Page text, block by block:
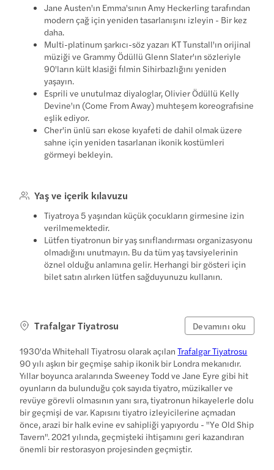
Jane Austen'ın Emma'sının Amy Heckerling tarafından
modern çağ için yeniden tasarlanışını izleyin - Bir kez
daha.
Multi-platinum şarkıcı-söz yazarı KT Tunstall'ın orijinal
müziği ve Grammy Ödüllü Glenn Slater'ın sözleriyle
90'ların kült klasiği filmin Sihirbazlığını yeniden
yaşayın.
Esprili ve unutulmaz diyaloglar, Olivier Ödüllü Kelly
Devine'ın (Come From Away) muhteşem koreografisine
eşlik ediyor.
Cher'in ünlü sarı ekose kıyafeti de dahil olmak üzere
sahne için yeniden tasarlanan ikonik kostümleri
görmeyi bekleyin.
Yaş ve içerik kılavuzu
Tiyatroya 5 yaşından küçük çocukların girmesine izin
verilmemektedir.
Lütfen tiyatronun bir yaş sınıflandırması organizasyonu
olmadığını unutmayın. Bu da tüm yaş tavsiyelerinin
öznel olduğu anlamına gelir. Herhangi bir gösteri için
bilet satın alırken lütfen sağduyunuzu kullanın.
Trafalgar Tiyatrosu Devamını oku
1930'da Whitehall Tiyatrosu olarak açılanTrafalgar Tiyatrosu
90 yılı aşkın bir geçmişe sahip ikonik bir Londra mekanıdır.
Yıllar boyunca aralarında Sweeney Todd ve Jane Eyre gibi hit
oyunların da bulunduğu çok sayıda tiyatro, müzikaller ve
revüye görevli olmasının yanı sıra, tiyatronun hikayelerle dolu
bir geçmişi de var. Kapısını tiyatro izleyicilerine açmadan
önce, arazi bir halk evine ev sahipliği yapıyordu - "Ye Old Ship
Tavern". 2021 yılında, geçmişteki ihtişamını geri kazandıran
önemli bir restorasyon projesinden geçmiştir.